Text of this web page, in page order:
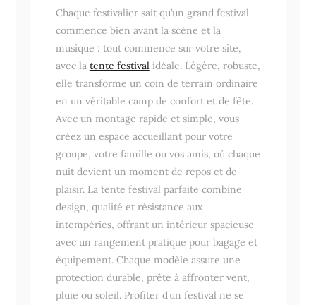
Chaque festivalier sait qu’un grand festival
commence bien avant la scène et la
musique : tout commence sur votre site,
avec la tente festivalidéale. Légère, robuste,
elle transforme un coin de terrain ordinaire
en un véritable camp de confort et de fête.
Avec un montage rapide et simple, vous
créez un espace accueillant pour votre
groupe, votre famille ou vos amis, où chaque
nuit devient un moment de repos et de
plaisir. La tente festival parfaite combine
design, qualité et résistance aux
intempéries, offrant un intérieur spacieuse
avec un rangement pratique pour bagage et
équipement. Chaque modèle assure une
protection durable, prête à affronter vent,
pluie ou soleil. Profiter d’un festival ne se